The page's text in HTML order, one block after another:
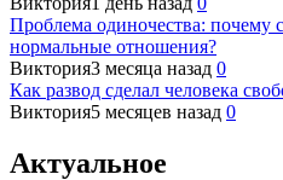
Проблема одиночества: почему
нормальные отношения?
Виктория3 месяца назад 0
Как развод сделал человека
Виктория5 месяцев назад 0
Актуальное